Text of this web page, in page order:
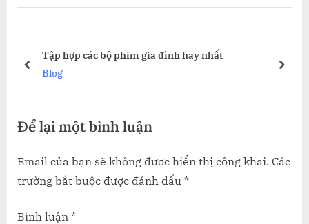
u
o
:
P
Tập hợp các bộ phim gia đình hay nhất
Blog
prev next
Để lại một bình luận
Email của bạn sẽ không được hiển thị công khai. Các
trường bắt buộc được đánh dấu *
Bình luận *